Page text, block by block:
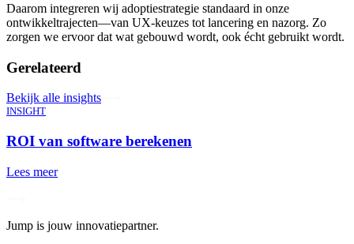
Daarom integreren wij adoptiestrategie standaard in onze
ontwikkeltrajecten—van UX-keuzes tot lancering en nazorg. Zo
zorgen we ervoor dat wat gebouwd wordt, ook écht gebruikt wordt.
Gerelateerd
Bekijk alle insights
INSIGHT
ROI van software berekenen
Lees meer
Jump is jouw innovatiepartner.